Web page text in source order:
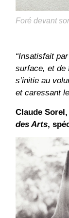
Foré devant
“Insatisfait
surface, et de
s’initie au
et caressant
Claude
des Arts,